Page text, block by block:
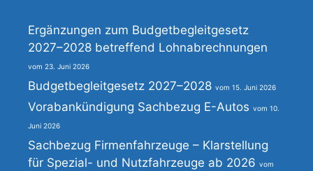
Ergänzungen zum Budgetbegleitgesetz
2027–2028 betreffend Lohnabrechnungen
23. Juni 2026
Budgetbegleitgesetz 2027–2028 15. Juni 2026
Vorabankündigung Sachbezug E-Autos 10.
Juni 2026
Sachbezug Firmenfahrzeuge – Klarstellung
für Spezial- und Nutzfahrzeuge ab 2026